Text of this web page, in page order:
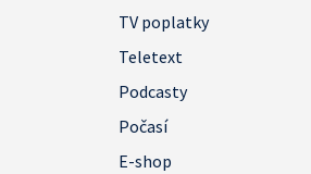
TV poplatky
Teletext
Podcasty
Počasí
E-shop